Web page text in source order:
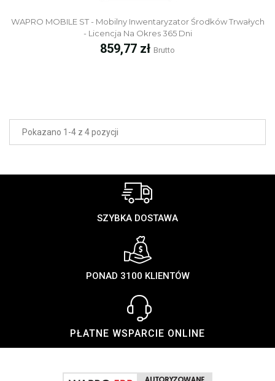
WAPRO MOBILE ST - Mobilny Inwentaryzator Środków Trwałych
- Licencja Na Okres 365 Dni
Cena
859,77 zł Brutto
Pokazano 1-4 z 4 pozycji
SZYBKA DOSTAWA
PONAD 3100 KLIENTÓW
PŁATNE WSPARCIE ONLINE